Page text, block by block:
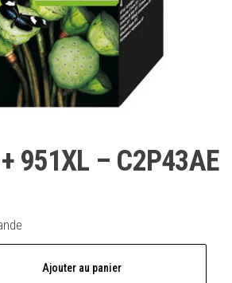
951XL – C2P43AE
Ajouter au panier